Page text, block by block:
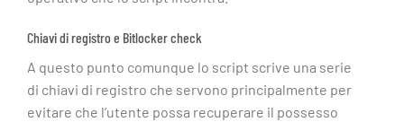
Chiavi di registro e Bitlocker check
A questo punto comunque lo script scrive una serie
di chiavi di registro che servono principalmente per
evitare che l’utente possa recuperare il possesso